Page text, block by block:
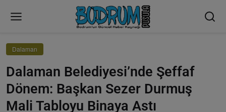
Dalaman
Dalaman Belediyesi’nde Şeffaf
Dönem: Başkan Sezer Durmuş
Mali Tabloyu Binaya Astı